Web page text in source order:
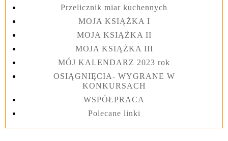
Przelicznik miar kuchennych
MOJA KSIĄŻKA I
MOJA KSIĄŻKA II
MOJA KSIĄŻKA III
MÓJ KALENDARZ 2023 rok
OSIĄGNIĘCIA- WYGRANE W
KONKURSACH
WSPÓŁPRACA
Polecane linki